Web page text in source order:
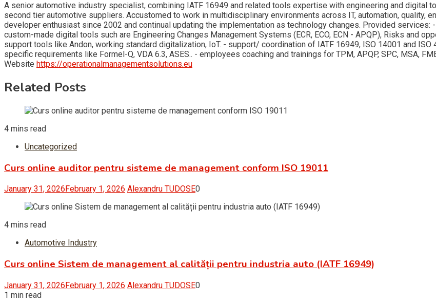
A senior automotive industry specialist, combining IATF 16949 and related tools expertise with engineering and digital
second tier automotive suppliers. Accustomed to work in multidisciplinary environments across IT, automation, quality,
developer enthusiast since 2002 and continual updating the implementation as technology changes. Provided
custom-made digital tools such are Engineering Changes Management Systems (ECR, ECO, ECN - APQP), Risks and
support tools like Andon, working standard digitalization, IoT. - support/ coordination of IATF 16949, ISO 14001 and
specific requirements like Formel-Q, VDA 6.3, ASES.. - employees coaching and trainings for TPM, APQP, SPC, MSA,
Website https://operationalmanagementsolutions.eu
Related Posts
4 mins read
Uncategorized
Curs online auditor pentru sisteme de management conform ISO 19011
January 31, 2026 February 1, 2026 Alexandru TUDOSE0
4 mins read
Automotive Industry
Curs online Sistem de management al calității pentru industria auto (IATF 16949)
January 31, 2026February 1, 2026 Alexandru TUDOSE0
1 min read